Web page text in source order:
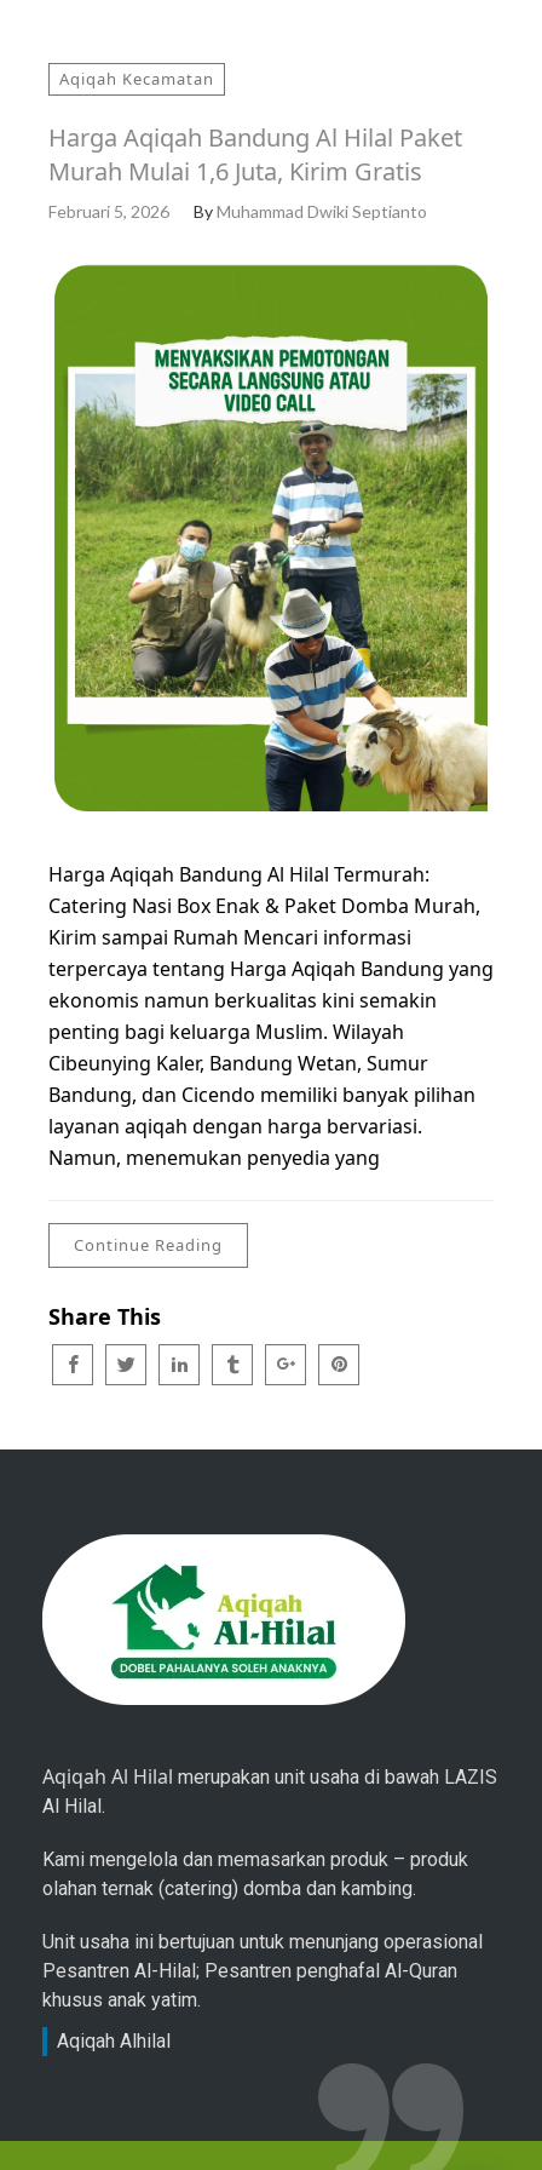
Aqiqah Kecamatan
Harga Aqiqah Bandung Al Hilal Paket
Murah Mulai 1,6 Juta, Kirim Gratis
Februari 5, 2026 ByMuhammad Dwiki Septianto
Harga Aqiqah Bandung Al Hilal Termurah:
Catering Nasi Box Enak & Paket Domba Murah,
Kirim sampai Rumah Mencari informasi
terpercaya tentang Harga Aqiqah Bandung yang
ekonomis namun berkualitas kini semakin
penting bagi keluarga Muslim. Wilayah
Cibeunying Kaler, Bandung Wetan, Sumur
Bandung, dan Cicendo memiliki banyak pilihan
layanan aqiqah dengan harga bervariasi.
Namun, menemukan penyedia yang
Continue Reading
Share This
Aqiqah Al Hilal merupakan unit usaha di bawah LAZIS
Al Hilal.
Kami mengelola dan memasarkan produk – produk
olahan ternak (catering) domba dan kambing.
Unit usaha ini bertujuan untuk menunjang operasional
Pesantren Al-Hilal; Pesantren penghafal Al-Quran
khusus anak yatim.
Aqiqah Alhilal